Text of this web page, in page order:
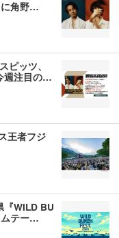
に角野…
ピッツ、
週注目の…
王者フジ
『WILD BU
ムテー…